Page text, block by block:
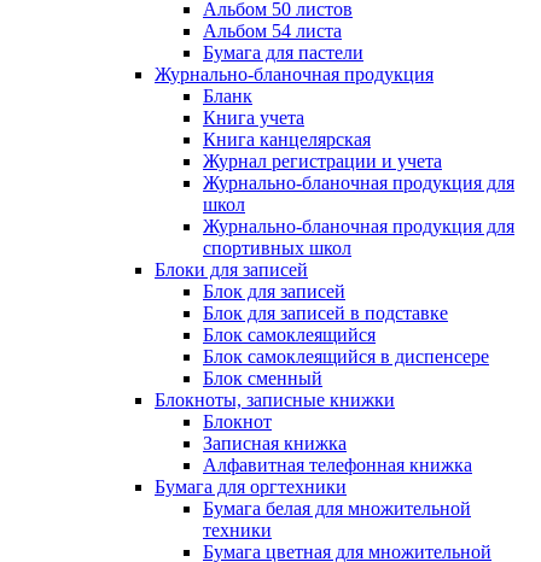
Альбом 50 листов
Альбом 54 листа
Бумага для пастели
Журнально-бланочная продукция
Бланк
Книга учета
Книга канцелярская
Журнал регистрации и учета
Журнально-бланочная продукция для
школ
Журнально-бланочная продукция для
спортивных школ
Блоки для записей
Блок для записей
Блок для записей в подставке
Блок самоклеящийся
Блок самоклеящийся в диспенсере
Блок сменный
Блокноты, записные книжки
Блокнот
Записная книжка
Алфавитная телефонная книжка
Бумага для оргтехники
Бумага белая для множительной
техники
Бумага цветная для множительной